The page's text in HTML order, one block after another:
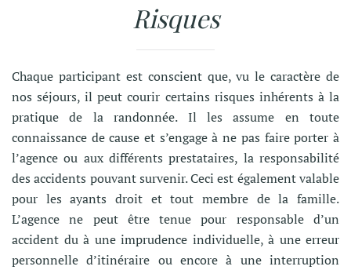
Risques
Chaque participant est conscient que, vu le caractère de
nos séjours, il peut courir certains risques inhérents à la
pratique de la randonnée. Il les assume en toute
connaissance de cause et s’engage à ne pas faire porter à
l’agence ou aux différents prestataires, la responsabilité
des accidents pouvant survenir. Ceci est également valable
pour les ayants droit et tout membre de la famille.
L’agence ne peut être tenue pour responsable d’un
accident du à une imprudence individuelle, à une erreur
personnelle d’itinéraire ou encore à une interruption